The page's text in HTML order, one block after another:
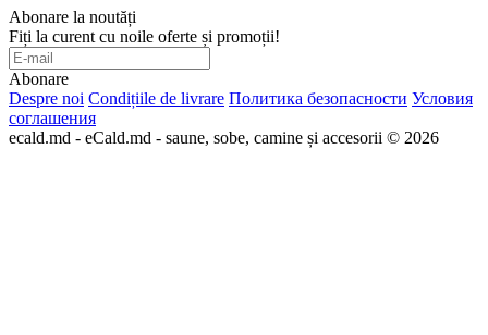
Abonare la noutăți
Fiți la curent cu noile oferte și promoții!
Abonare
Despre noi Condițiile de livrare Политика безопасности Условия
соглашения
ecald.md - eCald.md - saune, sobe, camine și accesorii © 2026